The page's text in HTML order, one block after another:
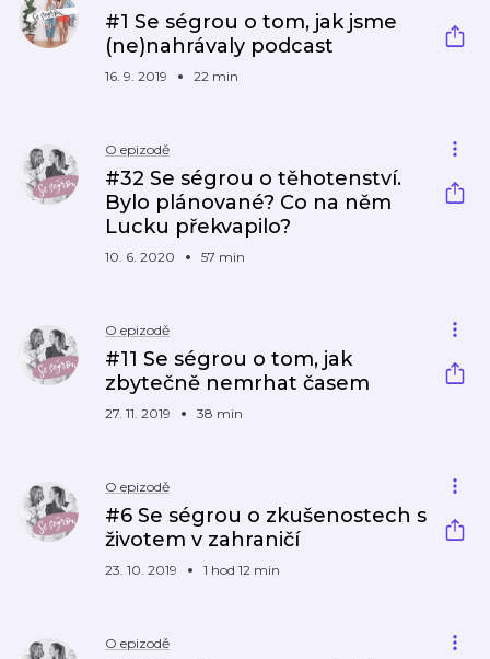
#1 Se ségrou o tom, jak jsme
(ne)nahrávaly podcast
16. 9. 2019 22 min
O epizodě
#32 Se ségrou o těhotenství.
Bylo plánované? Co na něm
Lucku překvapilo?
10. 6. 2020 57 min
O epizodě
#11 Se ségrou o tom, jak
zbytečně nemrhat časem
27. 11. 2019 38 min
O epizodě
#6 Se ségrou o zkušenostech s
životem v zahraničí
23. 10. 2019 1 hod 12 min
O epizodě